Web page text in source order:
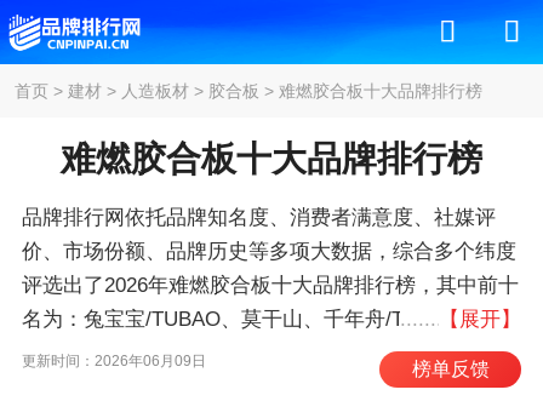
首页 > 建材> 人造板材> 胶合板 > 难燃胶合板十大品牌排行榜
难燃胶合板十大品牌排行榜
品牌排行网依托品牌知名度、消费者满意度、社媒评
价、市场份额、品牌历史等多项大数据，综合多个纬度
评选出了2026年难燃胶合板十大品牌排行榜，其中前十
名为：兔宝宝/TUBAO、莫干山、千年舟/TREEZO、鲁
丽、福湘/FUXIANG、大王椰/KING COCONUT、福
庆、盛大华源、韩师傅、伟业牌板材 。我们致力于用
【展开】
更新时间：2026年06月09日 榜单反馈